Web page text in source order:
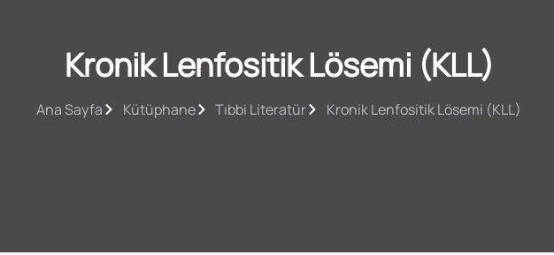
Kronik Lenfositik Lösemi (KLL)
Ana Sayfa Kütüphane Tıbbi Literatür Kronik Lenfositik Lösemi (KLL)